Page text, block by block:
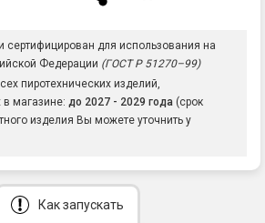
сертифицирован для использования на
Федерации (ГОСТ Р 51270–99)
пиротехнических изделий,
магазине: до 2027 - 2029 года (срок
изделия Вы можете уточнить у
Как запускать